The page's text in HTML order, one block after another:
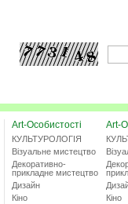
Art-Особистості
КУЛЬТУРОЛОГІЯ
Візуальне мистецтво
Декоративно-
прикладне мистецтво
Дизайн
Кіно
Art-
Кіно